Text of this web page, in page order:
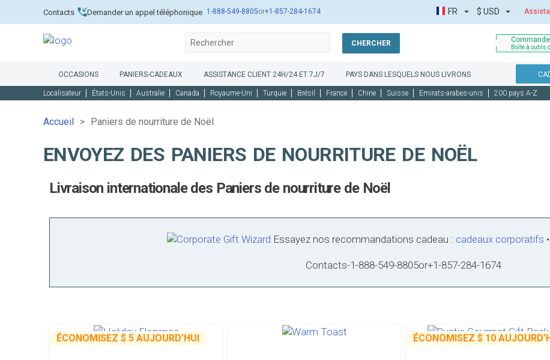
Contacts Demander un appel téléphonique 1-888-549-8805or+1-857-284-1674 FR $ USD
CHERCHER Boîte à outils
OCCASIONS PANIERS-CADEAUX ASSISTANCE CLIENT 24H/24 ET 7J/7 PAYS DANS LESQUELS NOUS LIVRONS
Localisateur États-Unis Australie Canada Royaume-Uni Turquie Brésil France Chine Suisse Emirats-arabes-unis 200 pays A-Z
Accueil Paniers de nourriture de Noël
ENVOYEZ DES PANIERS DE NOURRITURE DE NOËL
Livraison internationale des Paniers de nourriture de Noël
Essayez nos recommandations cadeau : cadeaux corporatifs •
Contacts-1-888-549-8805or+1-857-284-1674
ÉCONOMISEZ $ 5 AUJOURD’HUI ÉCONOMISEZ $ 10